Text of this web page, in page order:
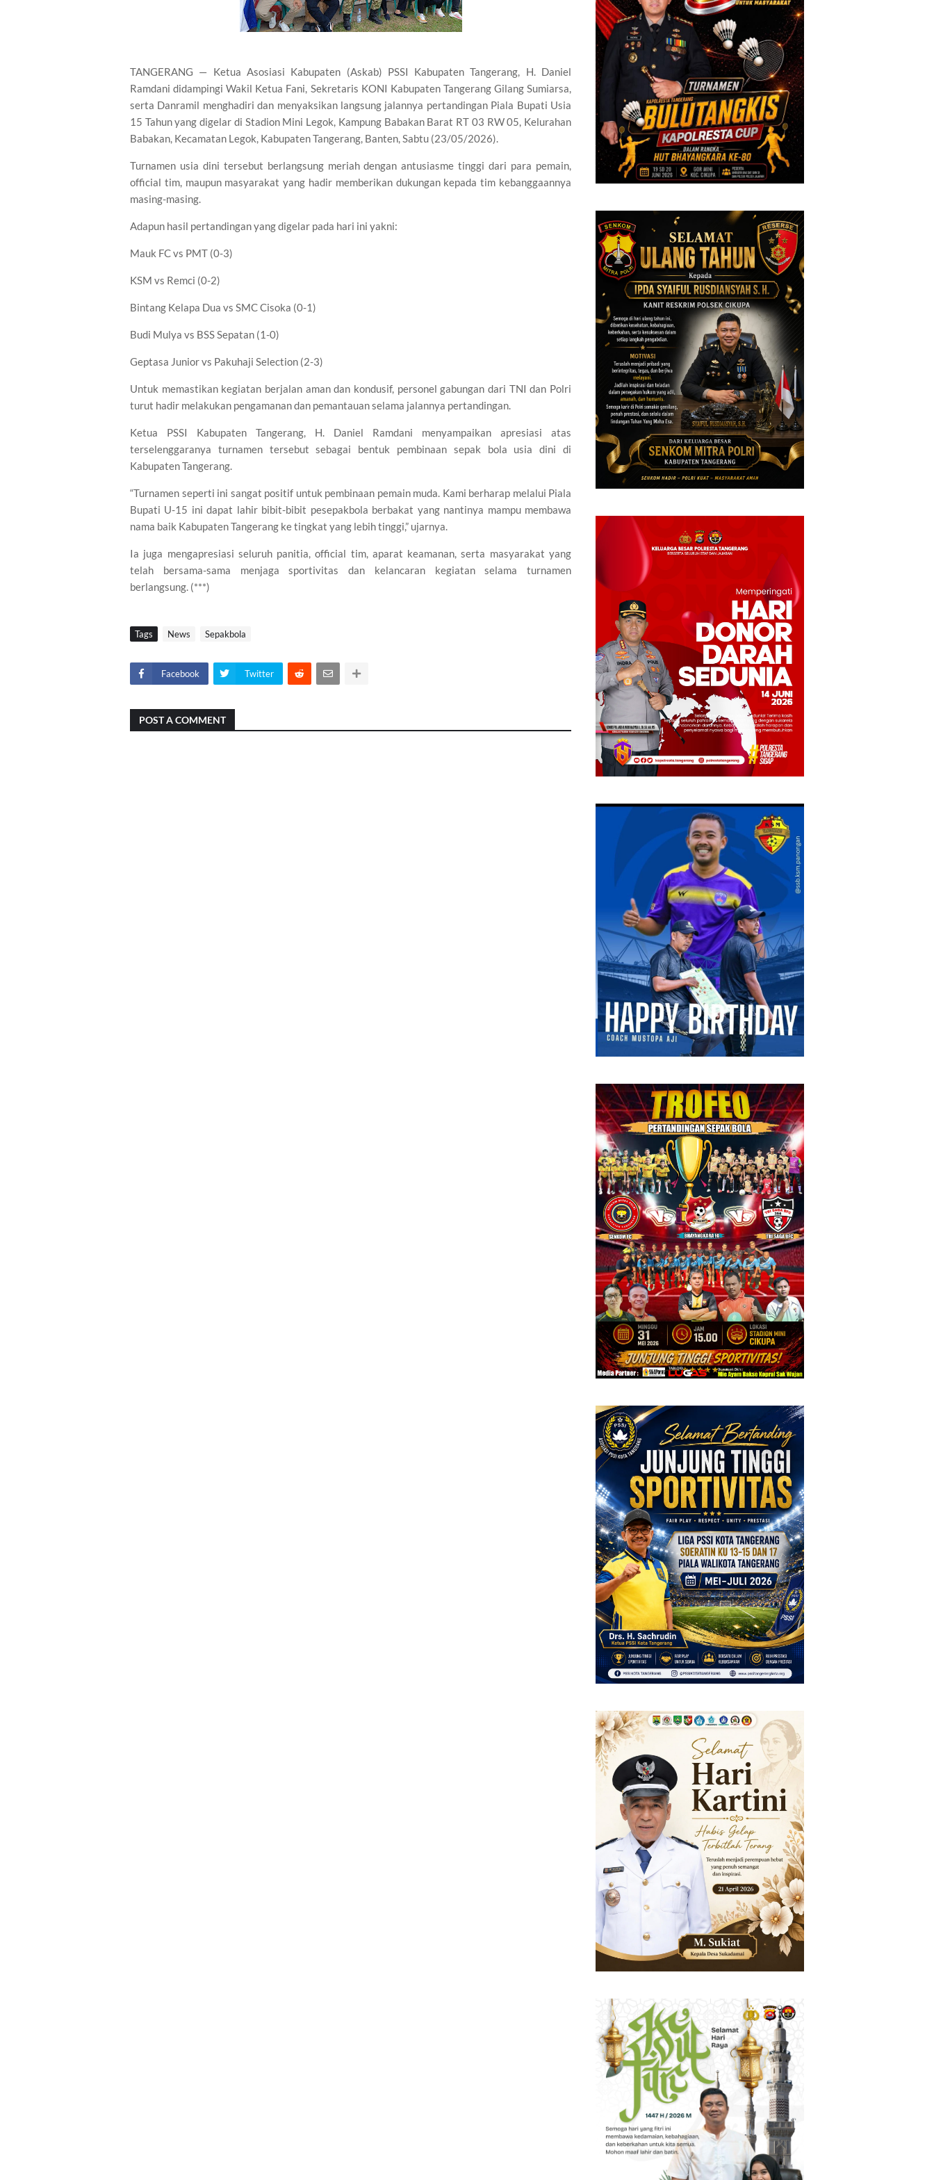
TANGERANG — Ketua Asosiasi Kabupaten (Askab) PSSI Kabupaten Tangerang, H. Daniel
Ramdani didampingi Wakil Ketua Fani, Sekretaris KONI Kabupaten Tangerang Gilang Sumiarsa,
serta Danramil menghadiri dan menyaksikan langsung jalannya pertandingan Piala Bupati Usia
15 Tahun yang digelar di Stadion Mini Legok, Kampung Babakan Barat RT 03 RW 05, Kelurahan
Babakan, Kecamatan Legok, Kabupaten Tangerang, Banten, Sabtu (23/05/2026).
Turnamen usia dini tersebut berlangsung meriah dengan antusiasme tinggi dari para pemain,
official tim, maupun masyarakat yang hadir memberikan dukungan kepada tim kebanggaannya
masing-masing.
Adapun hasil pertandingan yang digelar pada hari ini yakni:
Mauk FC vs PMT (0-3)
KSM vs Remci (0-2)
Bintang Kelapa Dua vs SMC Cisoka (0-1)
Budi Mulya vs BSS Sepatan (1-0)
Geptasa Junior vs Pakuhaji Selection (2-3)
Untuk memastikan kegiatan berjalan aman dan kondusif, personel gabungan dari TNI dan Polri
turut hadir melakukan pengamanan dan pemantauan selama jalannya pertandingan.
Ketua PSSI Kabupaten Tangerang, H. Daniel Ramdani menyampaikan apresiasi atas
terselenggaranya turnamen tersebut sebagai bentuk pembinaan sepak bola usia dini di
Kabupaten Tangerang.
“Turnamen seperti ini sangat positif untuk pembinaan pemain muda. Kami berharap melalui Piala
Bupati U-15 ini dapat lahir bibit-bibit pesepakbola berbakat yang nantinya mampu membawa
nama baik Kabupaten Tangerang ke tingkat yang lebih tinggi,” ujarnya.
Ia juga mengapresiasi seluruh panitia, official tim, aparat keamanan, serta masyarakat yang
telah bersama-sama menjaga sportivitas dan kelancaran kegiatan selama turnamen
berlangsung. (***)
Tags News Sepakbola
Facebook Twitter
POST A COMMENT